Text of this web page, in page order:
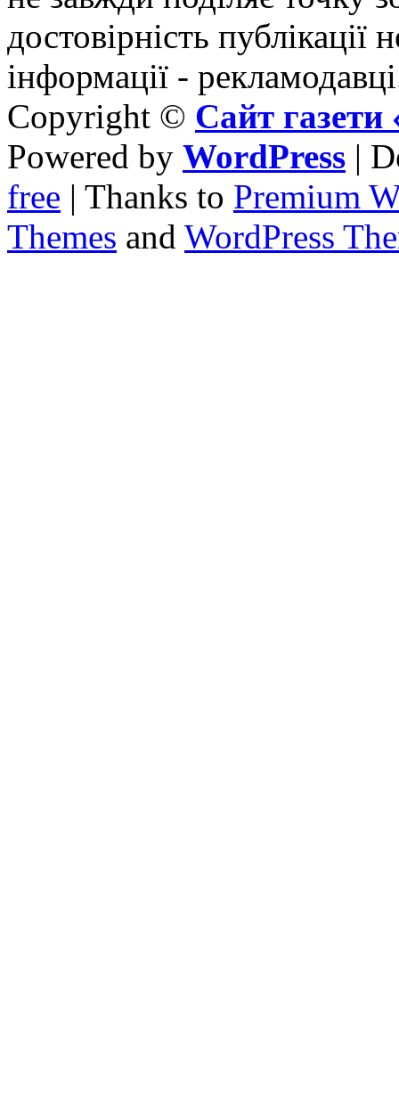
достовірність публікації
інформації -
Copyright © Сайт
Powered by WordPress |
free | Thanks to Premium
Themes and WordPress